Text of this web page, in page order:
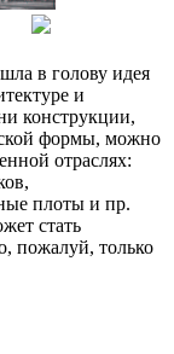
в голову идея
и
конструкции,
формы, можно
отраслях:
плоты и пр.
стать
пожалуй, только